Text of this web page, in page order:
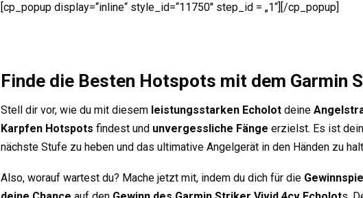
[cp_popup display=“inline“ style_id=“11750″ step_id = „1“][/cp_popup]
Finde die Besten Hotspots mit dem Garmin
Stell dir vor, wie du mit diesem leistungsstarken Echolot deine
Karpfen Hotspots findest und unvergessliche Fänge erzielst. Es ist
nächste Stufe zu heben und das ultimative Angelgerät in den Händen zu
Also, worauf wartest du? Mache jetzt mit, indem du dich für die